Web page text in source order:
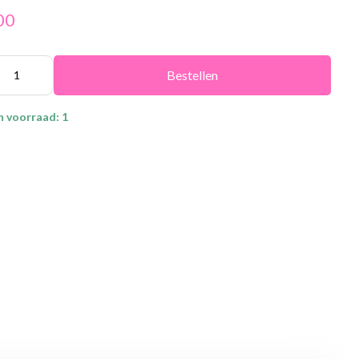
Bestellen
voorraad: 1